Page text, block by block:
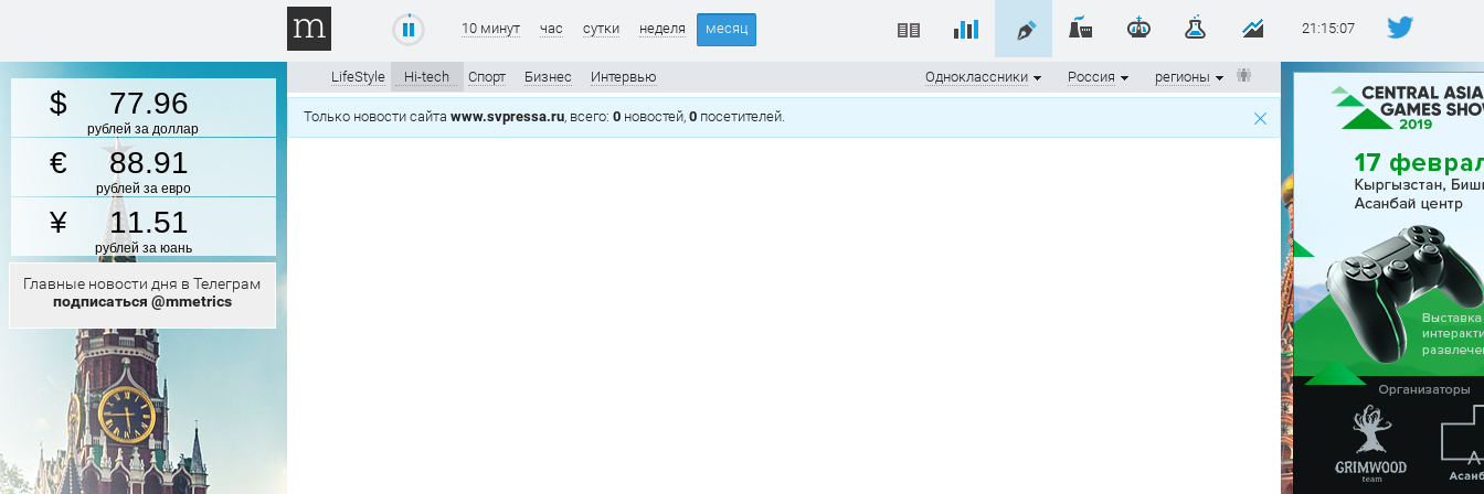
77.96
рублей за доллар
88.91
рублей за евро
11.51
рублей за юань
Главные новости дня в Телеграм
подписаться @mmetrics
21:15:07
10 минут час сутки неделя месяц
LifeStyle Hi-tech Спорт Бизнес Интервью регионы
Россия
Одноклассники
Только новости сайта www.svpressa.ru, всего: 0 новостей, 0 посетителей.